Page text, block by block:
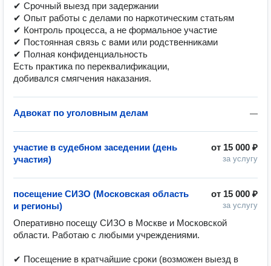
✔ Срочный выезд при задержании
✔ Опыт работы с делами по наркотическим статьям
✔ Контроль процесса, а не формальное участие
✔ Постоянная связь с вами или родственниками
✔ Полная конфиденциальность
Eсть практика по переквалификации,
—
Адвокат по уголовным делам
от 15 000 ₽
за услугу
участие в судебном заседении (день
участия)
от 15 000 ₽
за услугу
посещение СИЗО (Московская область
и регионы)
Оперативно посещу СИЗО в Москве и Московской
области. Работаю с любыми учреждениями.
✔ Посещение в кратчайшие сроки (возможен выезд в